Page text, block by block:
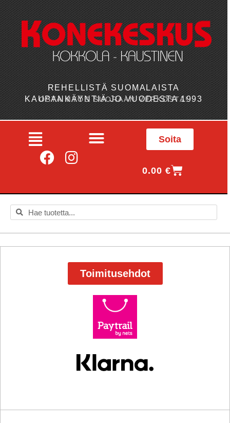
REHELLISTÄ SUOMALAISTA
KAUPANKÄYNTIÄ JO VUODESTA 1993
OSTA MYÖS SUORAAN VERKOSTA!
Soita
0.00€
Toimitusehdot